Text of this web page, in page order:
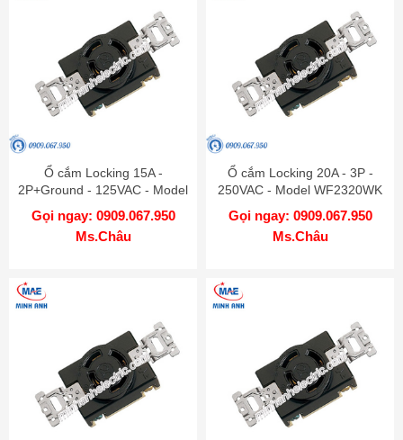
Ổ cắm Locking 15A -
2P+Ground - 125VAC - Model
WF2315WK
Gọi ngay: 0909.067.950
Ms.Châu
Ổ cắm Locking 20A - 3P -
250VAC - Model WF2320WK
Gọi ngay: 0909.067.950
Ms.Châu